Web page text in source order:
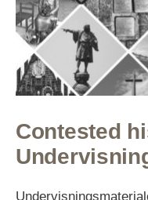
Contested